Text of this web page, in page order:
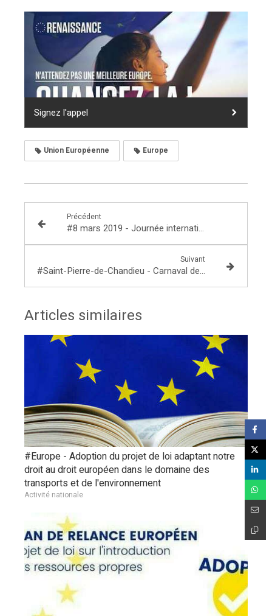
Signez l'appel
Union Européenne Europe
Précédent
#8 mars 2019 - Journée internationale des droits des femmes
Suivant
#Saint-Pierre-de-Chandieu - Carnaval des Gones et des Magnauds
Articles similaires
#Europe - Adoption du projet de loi adaptant notre
droit au droit européen dans le domaine des
transports et de l'environnement
Activité nationale